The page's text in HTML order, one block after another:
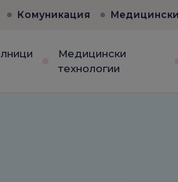
Комуникация
Медицински
технологии